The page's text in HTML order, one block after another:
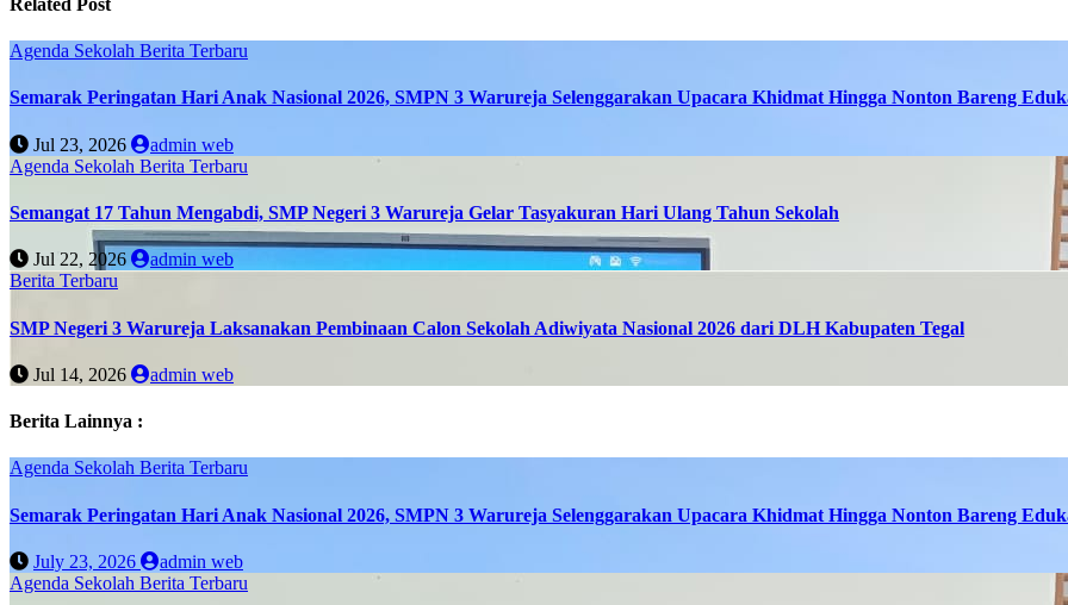
Related Post
Agenda Sekolah Berita Terbaru
Semarak Peringatan Hari Anak Nasional 2026, SMPN 3 Warureja Selenggarakan Upacara Khidmat Hingga Nonton Bareng
Jul 23, 2026
admin web
Agenda Sekolah Berita Terbaru
Semangat 17 Tahun Mengabdi, SMP Negeri 3 Warureja Gelar Tasyakuran Hari Ulang Tahun Sekolah
Jul 22, 2026
admin web
Berita Terbaru
SMP Negeri 3 Warureja Laksanakan Pembinaan Calon Sekolah Adiwiyata Nasional 2026 dari DLH Kabupaten Tegal
Jul 14, 2026 admin web
Berita Lainnya :
Agenda Sekolah Berita Terbaru
Semarak Peringatan Hari Anak Nasional 2026, SMPN 3 Warureja Selenggarakan Upacara Khidmat Hingga Nonton Bareng
July 23, 2026
admin web
Agenda Sekolah Berita Terbaru